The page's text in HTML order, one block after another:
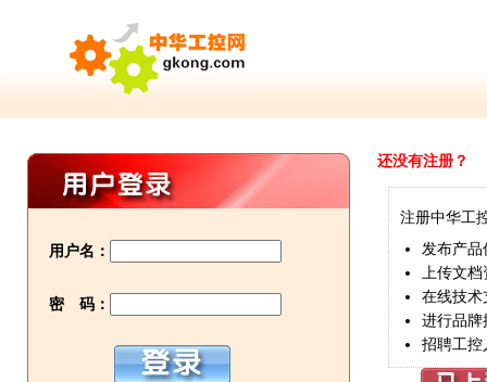
用户名：
密 码：
还没有注册？
注册中华工
发布产品
上传文档
在线技术
进行品牌
招聘工控